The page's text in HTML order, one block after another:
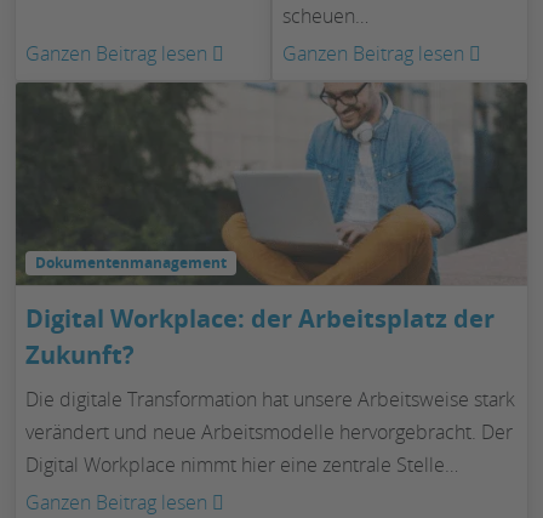
Ganzen Beitrag lesen
Große
versenden:
So
klappt’s
problemlos
scheuen…
Ganzen Beitrag lesen
sollten
Dokumentenmanagement
Digital Workplace: der Arbeitsplatz der
Zukunft?
Die digitale Transformation hat unsere Arbeitsweise stark
verändert und neue Arbeitsmodelle hervorgebracht. Der
Digital Workplace nimmt hier eine zentrale Stelle…
Ganzen Beitrag lesen